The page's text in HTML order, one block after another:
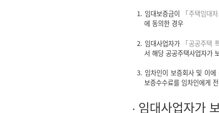
1. 임대보증금이
「주택임대
에 동의한 경우
2. 임대사업자가
「공공주택
서 해당 공공주택사업자가
3. 임차인이 보증회사 및 이에
보증수수료를 임차인에게
임대사업자가